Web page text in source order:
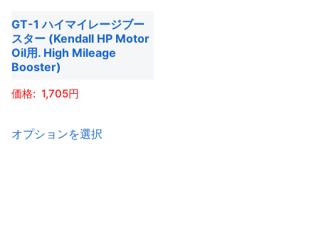
GT-1 ハイマイレージブー
スター (Kendall HP Motor
Oil用. High Mileage
Booster)
1,705
オプションを選択の